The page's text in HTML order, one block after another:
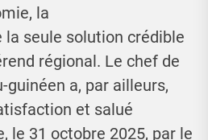
la
seule solution crédible
régional. Le chef de
a, par ailleurs,
et salué
le 31 octobre 2025, par le